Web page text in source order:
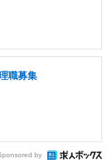
職募集
by